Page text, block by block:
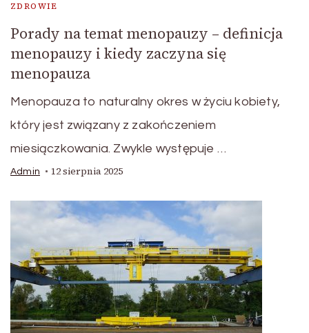
ZDROWIE
Porady na temat menopauzy – definicja
menopauzy i kiedy zaczyna się
menopauza
Menopauza to naturalny okres w życiu kobiety,
który jest związany z zakończeniem
miesiączkowania. Zwykle występuje …
Admin 12 sierpnia 2025